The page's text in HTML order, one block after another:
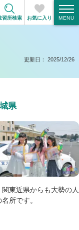
習所検索 お気に入り
更新日：2025/12/26
県
東近県からも大勢の人
所です。